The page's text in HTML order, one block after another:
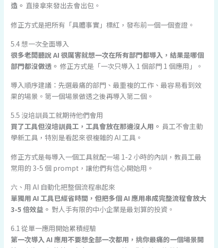
造。 直接拿來發出去會出包。
修正方式是把所有「具體事實」標紅，發布前一個一個查證。
5.4 想一次全面導入
很多老闆聽說 AI 很厲害就想一次在所有部門都導入，結果是哪個
部門都沒做透。 修正方式是「一次只導入 1 個部門 1 個應用」。
導入順序建議：先選最痛的部門、最重複的工作、最容易看到效
果的場景。第一個場景做透之後再導入第二個。
5.5 沒培訓員工就期待他們會用
買了工具但沒培訓員工，工具會放在那邊沒人用。 員工不會主動
學新工具，特別是看起來很複雜的 AI 工具。
修正方式是每導入一個工具就配一場 1-2 小時的內訓，教員工最
常用的 3-5 個 prompt，讓他們有信心開始用。
六、用 AI 自動化把整個流程串起來
單獨用 AI 工具已經省時間，但把多個 AI 應用串成完整流程會放大
3-5 倍效益。 對人手有限的中小企業是最划算的投資。
6.1 從單一應用開始累積經驗
第一次導入 AI 應用不要想全部一次都用，挑你最痛的一個場景開